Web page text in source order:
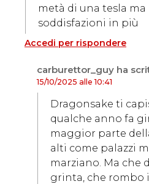
metà di una tesla
soddisfazioni in più
Accedi per rispondere
carburettor_guy ha
15/10/2025 alle 10:41
Dragonsake ti
qualche anno fa
maggior parte
alti come palazzi
marziano. Ma che
grinta, che rombo